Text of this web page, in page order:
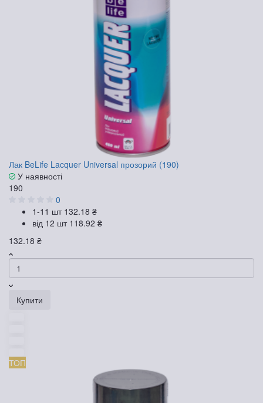
Лак BeLife Lacquer Universal прозорий (190)
У наявності
190
0
1-11 шт 132.18 ₴
від 12 шт 118.92 ₴
132.18 ₴
Купити
ТОП